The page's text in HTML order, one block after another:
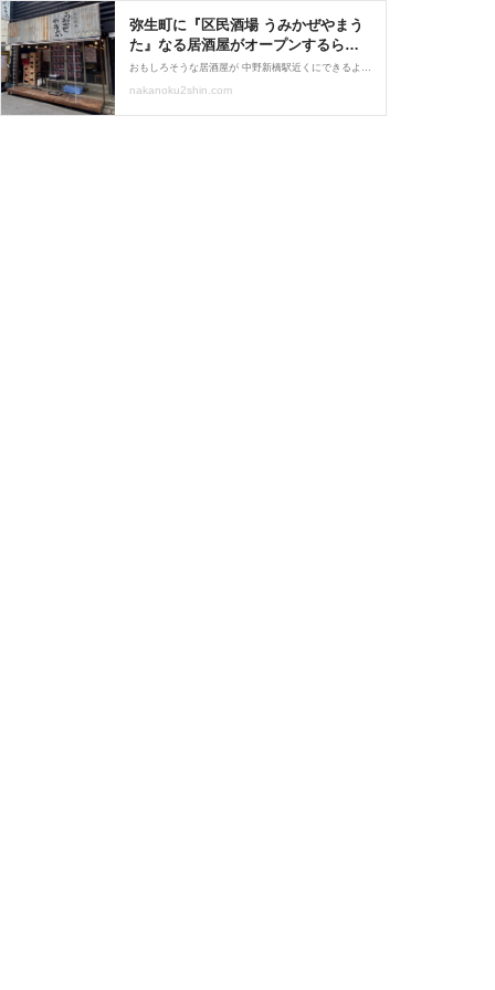
弥生町に『区民酒場 うみかぜやまう
た』なる居酒屋がオープンするらし
い。 : なかのく通信 - 東京都中野区の
地域情報サイト -
おもしろそうな居酒屋が 中野新橋駅近くにできるよ～！ 飲みに行こう〜！！ってナカ友からお誘い。 おもしろそうって…どういうこと？！笑 偵察も兼ねてさっそく現地へ～！
nakanoku2shin.com